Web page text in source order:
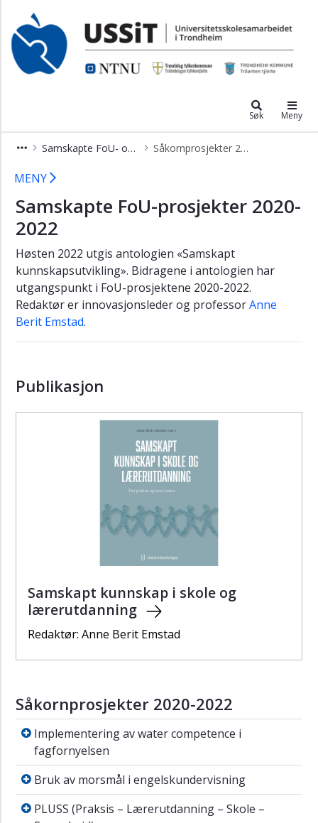
NTNU universitetsskole
Søk Meny
Samskapte FoU- og innovasjonsprosjekter Såkornprosjekter 2020-2022
Såkornprosjekter 2020-2022 –
×
Utvikling,
forskning
FoU-
og
og
inkludering,
såkornprosjekter
2025-
2027
Utforskende
læringsformer
(ULF),
Såkornprosjekter
MENY
Samskapte FoU-prosjekter 2020-
2022
Høsten 2022 utgis antologien «Samskapt
kunnskapsutvikling». Bidragene i antologien har
utgangspunkt i FoU-prosjektene 2020-2022.
Redaktør er innovasjonsleder og professorAnne
Berit Emstad.
Publikasjon
Samskapt kunnskap i skole og
lærerutdanning
Redaktør: Anne Berit Emstad
Såkornprosjekter 2020-2022
Implementering av water competence i
Implementering av water competence i
fagfornyelsen
Bruk av morsmål i engelskundervisning
Bruk av morsmål i engelskundervisning
PLUSS (Praksis – Lærerutdanning – Skole –
PLUSS (Praksis – Lærerutdanning – Skole –